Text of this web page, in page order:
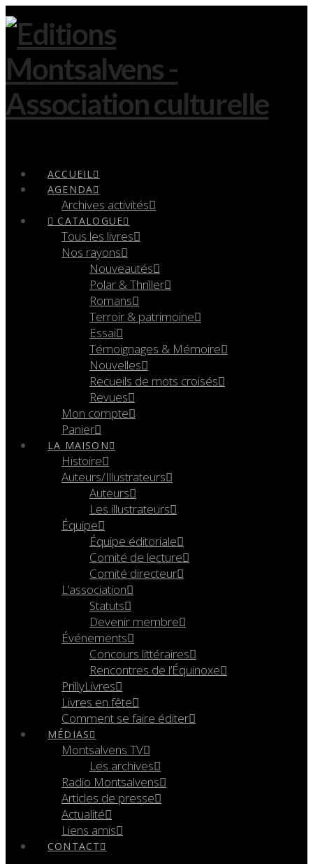
ACCUEIL
AGENDA
Archives activités
CATALOGUE
Tous les livres
Nos rayons
Nouveautés
Polar & Thriller
Romans
Terroir & patrimoine
Essai
Témoignages & Mémoire
Nouvelles
Recueils de mots croisés
Revues
Mon compte
Panier
LA MAISON
Histoire
Auteurs/Illustrateurs
Auteurs
Les illustrateurs
Équipe
Équipe éditoriale
Comité de lecture
Comité directeur
L’association
Statuts
Devenir membre
Événements
Concours littéraires
Rencontres de l’Équinoxe
PrillyLivres
Livres en fête
Comment se faire éditer
MÉDIAS
Montsalvens TV
Les archives
Radio Montsalvens
Articles de presse
Actualité
Liens amis
CONTACT